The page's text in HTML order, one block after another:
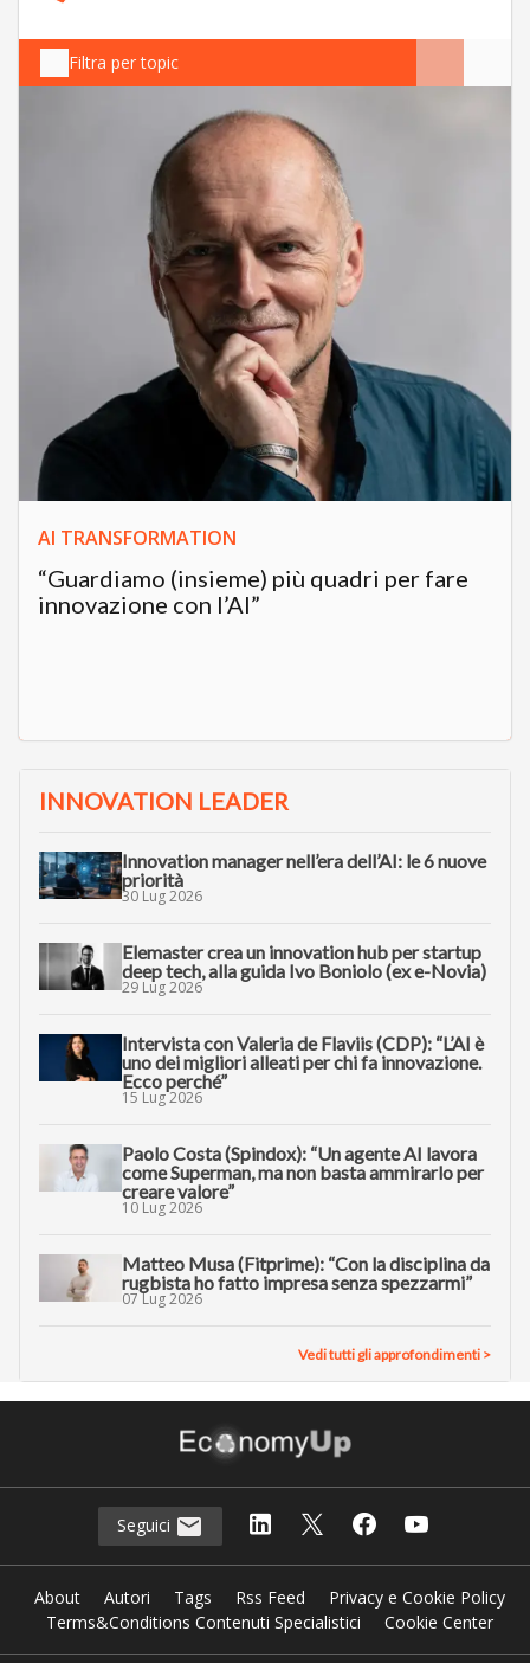
Filtra per topic
AI TRANSFORMATION
“Guardiamo (insieme) più quadri per fare
innovazione con l’AI”
INNOVATION LEADER
Innovation manager nell’era dell’AI: le 6 nuove
priorità
30 Lug 2026
Elemaster crea un innovation hub per startup
deep tech, alla guida Ivo Boniolo (ex e-Novia)
29 Lug 2026
Intervista con Valeria de Flaviis (CDP): “L’AI è
uno dei migliori alleati per chi fa innovazione.
Ecco perché”
15 Lug 2026
Paolo Costa (Spindox): “Un agente AI lavora
come Superman, ma non basta ammirarlo per
creare valore”
10 Lug 2026
Matteo Musa (Fitprime): “Con la disciplina da
rugbista ho fatto impresa senza spezzarmi”
07 Lug 2026
Vedi tutti gli approfondimenti >
Seguici
About Autori Tags Rss Feed
Privacy e Cookie Policy
Terms&Conditions Contenuti Specialistici
Cookie Center